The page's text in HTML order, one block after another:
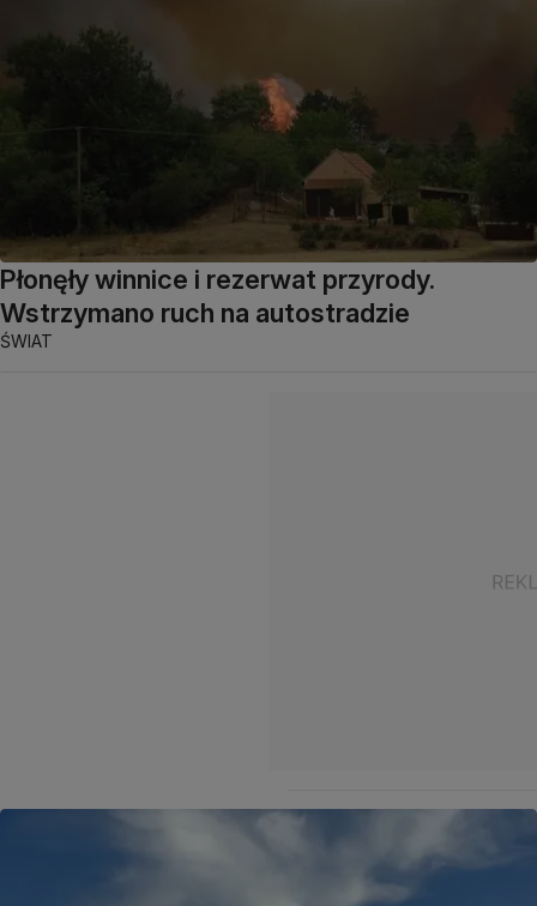
Płonęły winnice i rezerwat przyrody.
Wstrzymano ruch na autostradzie
ŚWIAT